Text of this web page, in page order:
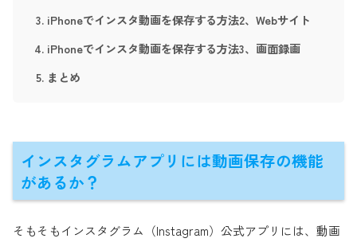
iPhoneでインスタ動画を保存する方法2、Webサイト
iPhoneでインスタ動画を保存する方法3、画面録画
まとめ
インスタグラムアプリには動画保存の機能
があるか？
そもそもインスタグラム（Instagram）公式アプリには、動画